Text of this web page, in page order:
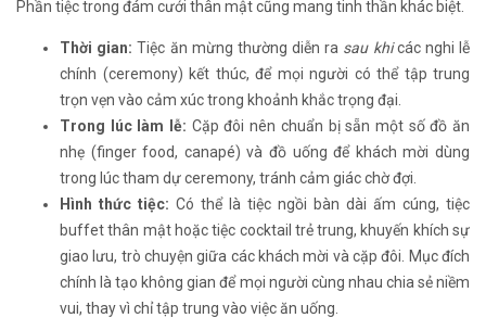
Phần tiệc trong đám cưới thân mật cũng mang tinh thần khác biệt.
Thời gian: Tiệc ăn mừng thường diễn ra sau khicác nghi lễ
chính (ceremony) kết thúc, để mọi người có thể tập trung
trọn vẹn vào cảm xúc trong khoảnh khắc trọng đại.
Trong lúc làm lễ: Cặp đôi nên chuẩn bị sẵn một số đồ ăn
nhẹ (finger food, canapé) và đồ uống để khách mời dùng
trong lúc tham dự ceremony, tránh cảm giác chờ đợi.
Hình thức tiệc: Có thể là tiệc ngồi bàn dài ấm cúng, tiệc
buffet thân mật hoặc tiệc cocktail trẻ trung, khuyến khích sự
giao lưu, trò chuyện giữa các khách mời và cặp đôi. Mục đích
chính là tạo không gian để mọi người cùng nhau chia sẻ niềm
vui, thay vì chỉ tập trung vào việc ăn uống.